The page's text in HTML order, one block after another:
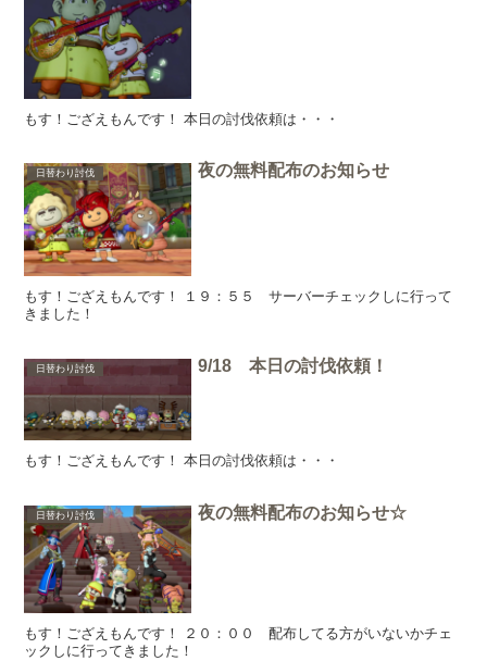
もす！ござえもんです！ 本日の討伐依頼は・・・
日替わり討伐 夜の無料配布のお知らせ
もす！ござえもんです！ １９：５５ サーバーチェックしに行って
きました！
日替わり討伐 9/18 本日の討伐依頼！
もす！ござえもんです！ 本日の討伐依頼は・・・
日替わり討伐 夜の無料配布のお知らせ☆
もす！ござえもんです！ ２０：００ 配布してる方がいないかチェ
ックしに行ってきました！